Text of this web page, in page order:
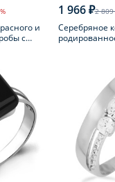
и
с
1 966 ₽2 809
Серебряное